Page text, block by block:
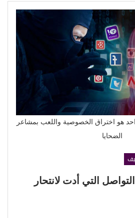
هو اختراق الخصوصية واللعب بمشاعر
الضحايا
التي أدت لانتحار